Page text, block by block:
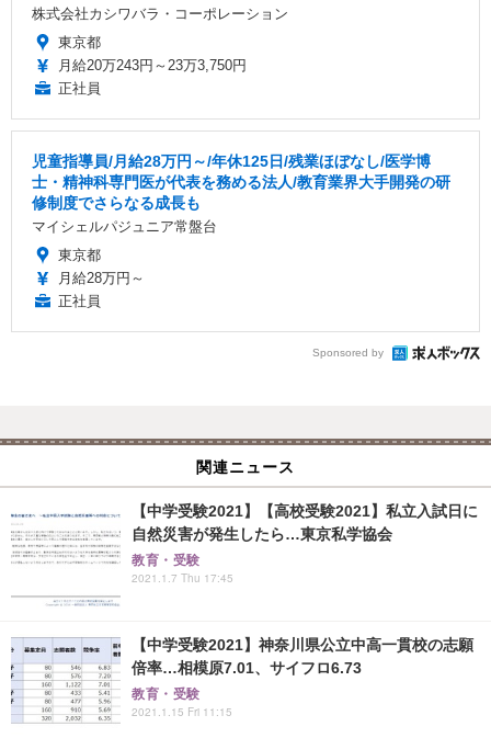
株式会社カシワバラ・コーポレーション
東京都
月給20万243円～23万3,750円
正社員
児童指導員/月給28万円～/年休125日/残業ほぼなし/医学博
士・精神科専門医が代表を務める法人/教育業界大手開発の研
修制度でさらなる成長も
マイシェルパジュニア常盤台
東京都
月給28万円～
正社員
Sponsored by
関連ニュース
【中学受験2021】【高校受験2021】私立入試日に
自然災害が発生したら…東京私学協会
教育・受験
2021.1.7 Thu 17:45
【中学受験2021】神奈川県公立中高一貫校の志願
倍率…相模原7.01、サイフロ6.73
教育・受験
2021.1.15 Fri 11:15